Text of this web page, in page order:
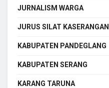
JURNALISM WARGA
JURUS SILAT KASERANGAN
KABUPATEN PANDEGLANG
KABUPATEN SERANG
KARANG TARUNA